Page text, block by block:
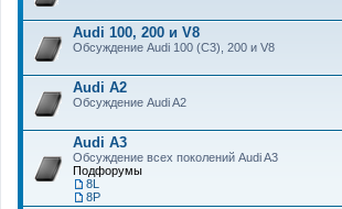
Audi 100, 200 и V8
Обсуждение Audi 100 (C3), 200 и V8
Audi A2
Обсуждение Audi A2
Audi A3
Обсуждение всех поколений Audi A3
Подфорумы
8L
8P